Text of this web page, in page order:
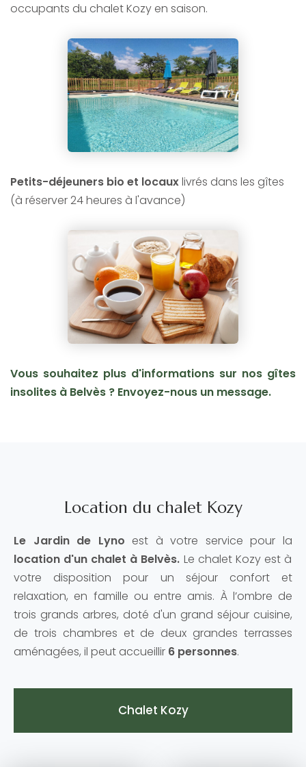
occupants du chalet Kozy en saison.
Petits-déjeuners bio et locauxlivrés dans les gîtes
(à réserver 24 heures à l'avance)
Vous souhaitez plus d'informations sur nos gîtes
insolites à Belvès ? Envoyez-nous un message.
Location du chalet Kozy
Le Jardin de Lyno est à votre service pour la
location d'un chalet à Belvès. Le chalet Kozy est à
votre disposition pour un séjour confort et
relaxation, en famille ou entre amis. À l’ombre de
trois grands arbres, doté d'un grand séjour cuisine,
de trois chambres et de deux grandes terrasses
aménagées, il peut accueillir 6 personnes.
Chalet Kozy